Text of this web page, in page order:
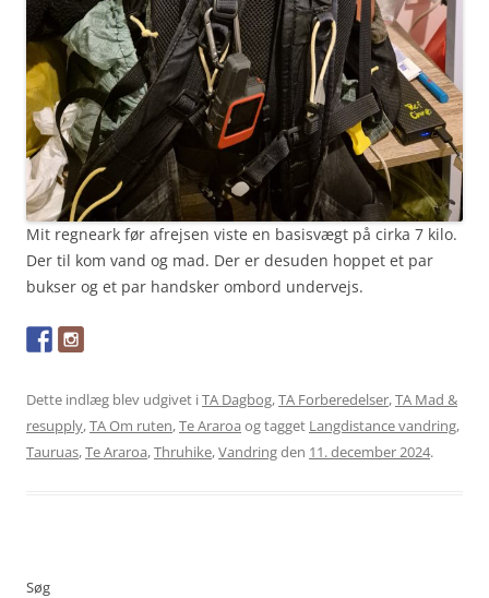
Mit regneark før afrejsen viste en basisvægt på cirka 7 kilo.
Der til kom vand og mad. Der er desuden hoppet et par
bukser og et par handsker ombord undervejs.
Dette indlæg blev udgivet iTA Dagbog,TA Forberedelser,TA Mad &
resupply,TA Om ruten,Te Araroa og tagget Langdistance vandring,
Tauruas,Te Araroa,Thruhike,Vandringden 11. december 2024.
Søg